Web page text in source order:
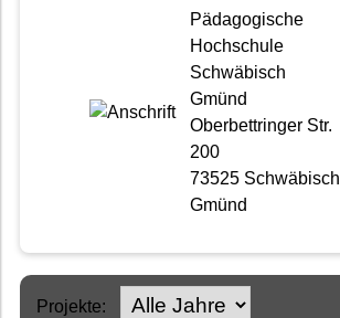
Pädagogische
Hochschule
Schwäbisch
Gmünd
Oberbettringer Str.
200
73525 Schwäbisch
Gmünd
Projekte: